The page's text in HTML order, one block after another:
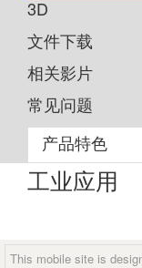
3D
文件下载
相关影片
常见问题
工业应用
This mobile site is